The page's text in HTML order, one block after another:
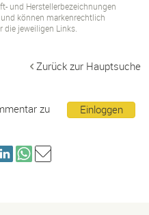
und Herstellerbezeichnungen
können markenrechtlich
die jeweiligen Links.
Zurück zur Hauptsuche
Einloggen
zu